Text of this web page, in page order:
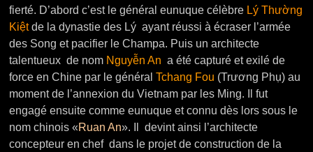
fierté. D’abord c’est le général eunuque célèbre Lý Thường
Kiệtde la dynastie des Lý ayant réussi à écraser l’armée
des Song et pacifier le Champa. Puis un architecte
talentueux de nom Nguyễn An a été capturé et exilé de
force en Chine par le général Tchang Fou (Trương Phụ) au
moment de l’annexion du Vietnam par les Ming. Il fut
engagé ensuite comme eunuque et connu dès lors sous le
nom chinois «Ruan An». Il devint ainsi l’architecte
concepteur en chef dans le projet de construction de la